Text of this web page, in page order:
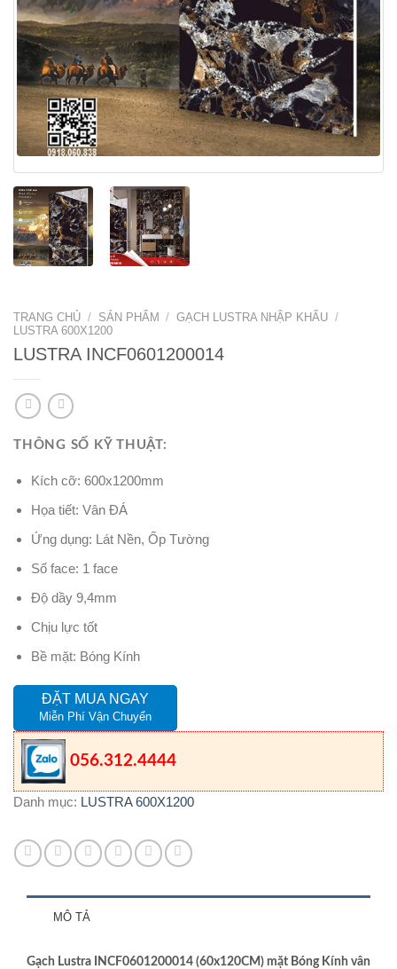
TRANG CHỦ / SẢN PHẨM / GẠCH LUSTRA NHẬP KHẨU /
LUSTRA 600X1200
LUSTRA INCF0601200014
THÔNG SỐ KỸ THUẬT:
Kích cỡ: 600x1200mm
Họa tiết: Vân ĐÁ
Ứng dụng: Lát Nền, Ốp Tường
Số face: 1 face
Độ dầy 9,4mm
Chịu lực tốt
Bề mặt: Bóng Kính
ĐẶT MUA NGAY
Miễn Phí Vận Chuyển
056.312.4444
Danh mục: LUSTRA 600X1200
MÔ TẢ
Gạch Lustra INCF0601200014 (60x120CM) mặt Bóng Kính vân